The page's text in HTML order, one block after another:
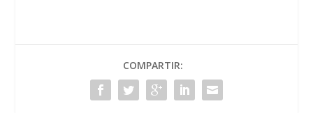
COMPARTIR: